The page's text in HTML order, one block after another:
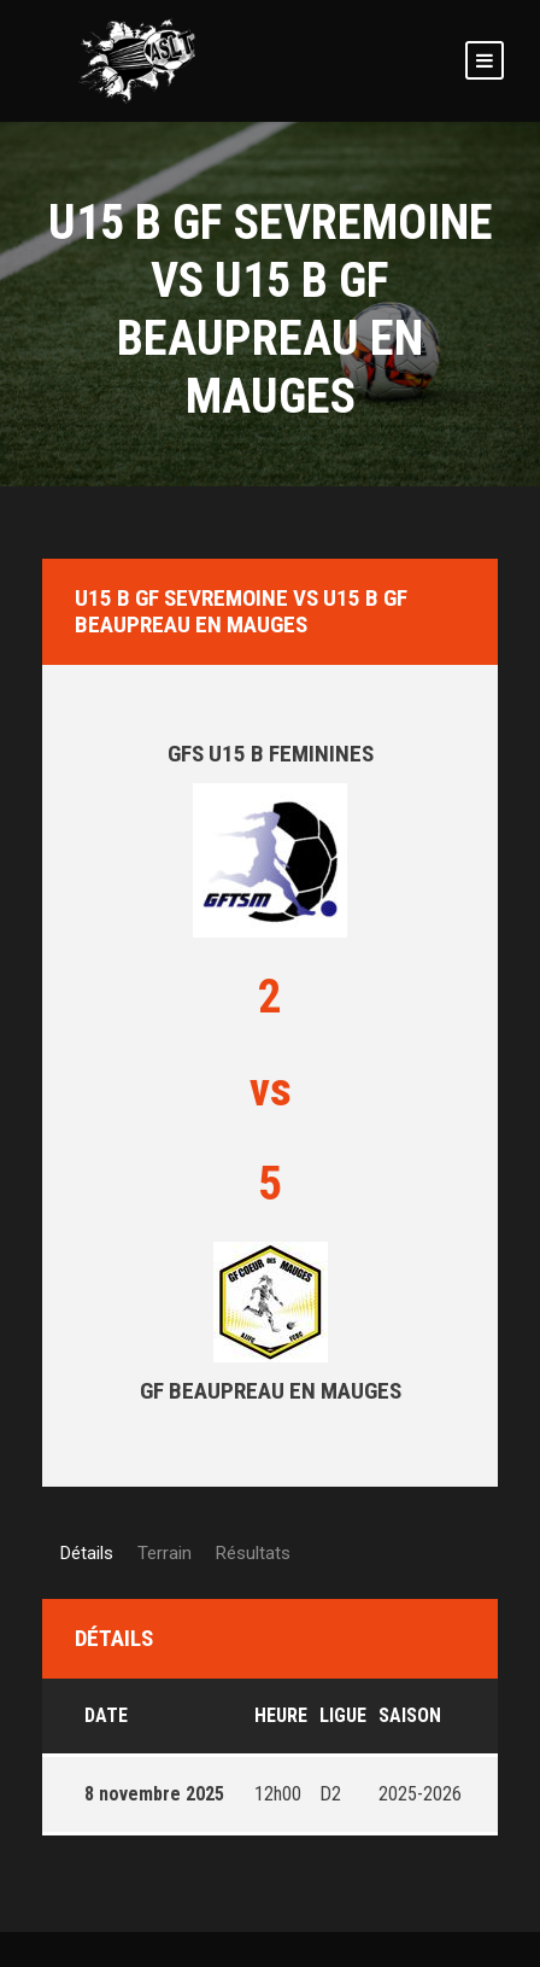
U15 B GF SEVREMOINE
VS U15 B GF
BEAUPREAU EN
MAUGES
U15 B GF SEVREMOINE VS U15 B GF
BEAUPREAU EN MAUGES
GFS U15 B FEMININES
2
vs
5
GF BEAUPREAU EN MAUGES
Détails Terrain Résultats
DÉTAILS
DATE HEURE LIGUE SAISON
8 novembre 2025 12h00 D2 2025-2026